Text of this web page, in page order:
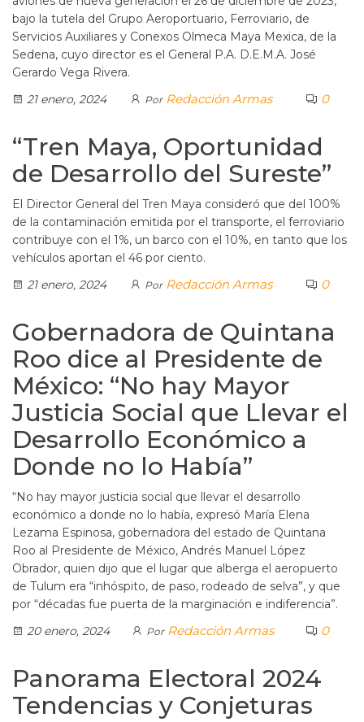
bajo la tutela del Grupo Aeroportuario, Ferroviario, de
Servicios Auxiliares y Conexos Olmeca Maya Mexica, de la
Sedena, cuyo director es el General P.A. D.E.M.A. José
Gerardo Vega Rivera.
21 enero, 2024
Por Redacción Armas 0
“Tren Maya, Oportunidad
de Desarrollo del Sureste”
El Director General del Tren Maya consideró que del 100%
de la contaminación emitida por el transporte, el ferroviario
contribuye con el 1%, un barco con el 10%, en tanto que los
vehículos aportan el 46 por ciento.
21 enero, 2024
Por Redacción Armas 0
Gobernadora de Quintana
Roo dice al Presidente de
México: “No hay Mayor
Justicia Social que Llevar el
Desarrollo Económico a
Donde no lo Había”
“No hay mayor justicia social que llevar el desarrollo
económico a donde no lo había, expresó María Elena
Lezama Espinosa, gobernadora del estado de Quintana
Roo al Presidente de México, Andrés Manuel López
Obrador, quien dijo que el lugar que alberga el aeropuerto
de Tulum era “inhóspito, de paso, rodeado de selva”, y que
por “décadas fue puerta de la marginación e indiferencia”.
20 enero, 2024
Por Redacción Armas 0
Panorama Electoral 2024
Tendencias y Conjeturas